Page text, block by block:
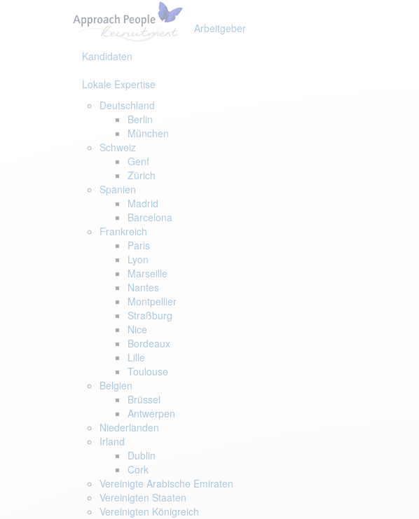
Arbeitgeber
Kandidaten
Lokale Expertise
Deutschland
Berlin
München
Schweiz
Genf
Zürich
Spanien
Madrid
Barcelona
Frankreich
Paris
Lyon
Marseille
Nantes
Montpellier
Straßburg
Nice
Bordeaux
Lille
Toulouse
Belgien
Brüssel
Antwerpen
Niederlanden
Irland
Dublin
Cork
Vereinigte Arabische Emiraten
Vereinigten Staaten
Vereinigten Königreich